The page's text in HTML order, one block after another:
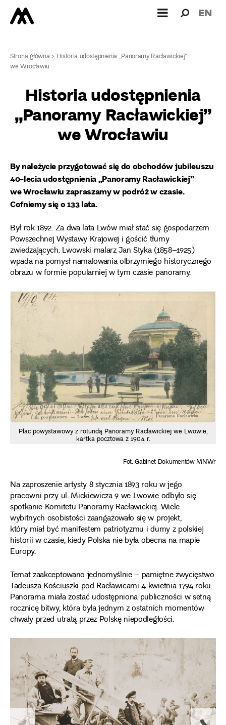
dla: EN
Strona główna> Historia udostępnienia „Panoramy Racławickiej”
we Wrocławiu
Historia udostępnienia
„Panoramy Racławickiej”
we Wrocławiu
By należycie przygotować się do obchodów jubileuszu
40-lecia udostępnienia „Panoramy Racławickiej”
we Wrocławiu zapraszamy w podróż w czasie.
Cofniemy się o 133 lata.
Był rok 1892. Za dwa lata Lwów miał stać się gospodarzem
Powszechnej Wystawy Krajowej i gościć tłumy
zwiedzających. Lwowski malarz Jan Styka (1858–1925)
wpada na pomysł namalowania olbrzymiego historycznego
obrazu w formie popularniej w tym czasie panoramy.
Plac powystawowy z rotundą Panoramy Racławickiej we Lwowie,
kartka pocztowa z 1904 r.
Fot. Gabinet Dokumentów MNWr
Na zaproszenie artysty 8 stycznia 1893 roku w jego
pracowni przy ul. Mickiewicza 9 we Lwowie odbyło się
spotkanie Komitetu Panoramy Racławickiej. Wiele
wybitnych osobistości zaangażowało się w projekt,
który miał być manifestem patriotyzmu i dumy z polskiej
historii w czasie, kiedy Polska nie była obecna na mapie
Europy.
Temat zaakceptowano jednomyślnie – pamiętne zwycięstwo
Tadeusza Kościuszki pod Racławicami 4 kwietnia 1794 roku.
Panorama miała zostać udostępniona publiczności w setną
rocznicę bitwy, która była jednym z ostatnich momentów
chwały przed utratą przez Polskę niepodległości.